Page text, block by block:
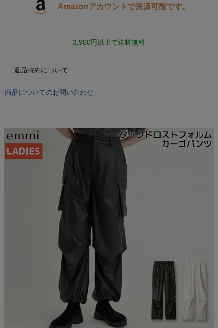
もっと見る
サックス SAXX
スポーツマリオTOP
ベースボールマリオ（野球商品）
クーポン一覧
Amazonアカウントで決済可能です。
3,900円以上で送料無料
返品特約について
商品についてのお問い合わせ